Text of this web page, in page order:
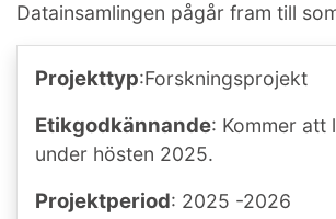
Datainsamlingen pågår fram till
Projekttyp:Forskningsprojekt
Etikgodkännande: Kommer att
under hösten 2025.
Projektperiod: 2025 -2026